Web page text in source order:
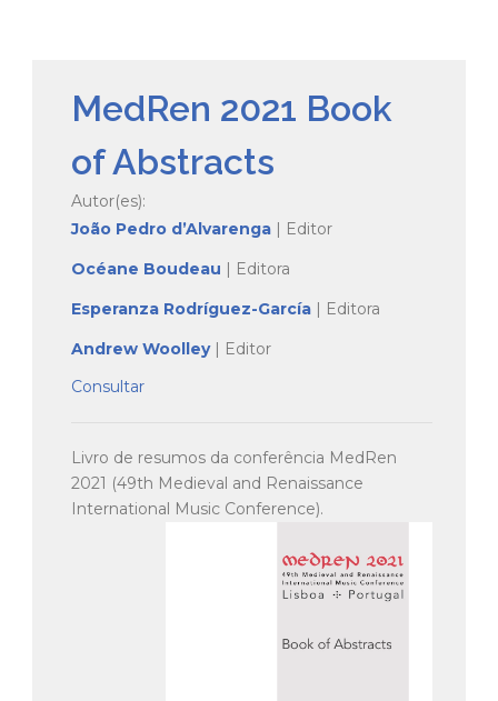
MedRen 2021 Book
of Abstracts
Autor(es):
João Pedro d’Alvarenga | Editor
Océane Boudeau | Editora
Esperanza Rodríguez-García | Editora
Andrew Woolley | Editor
Consultar
Livro de resumos da conferência MedRen
2021 (49th Medieval and Renaissance
International Music Conference).